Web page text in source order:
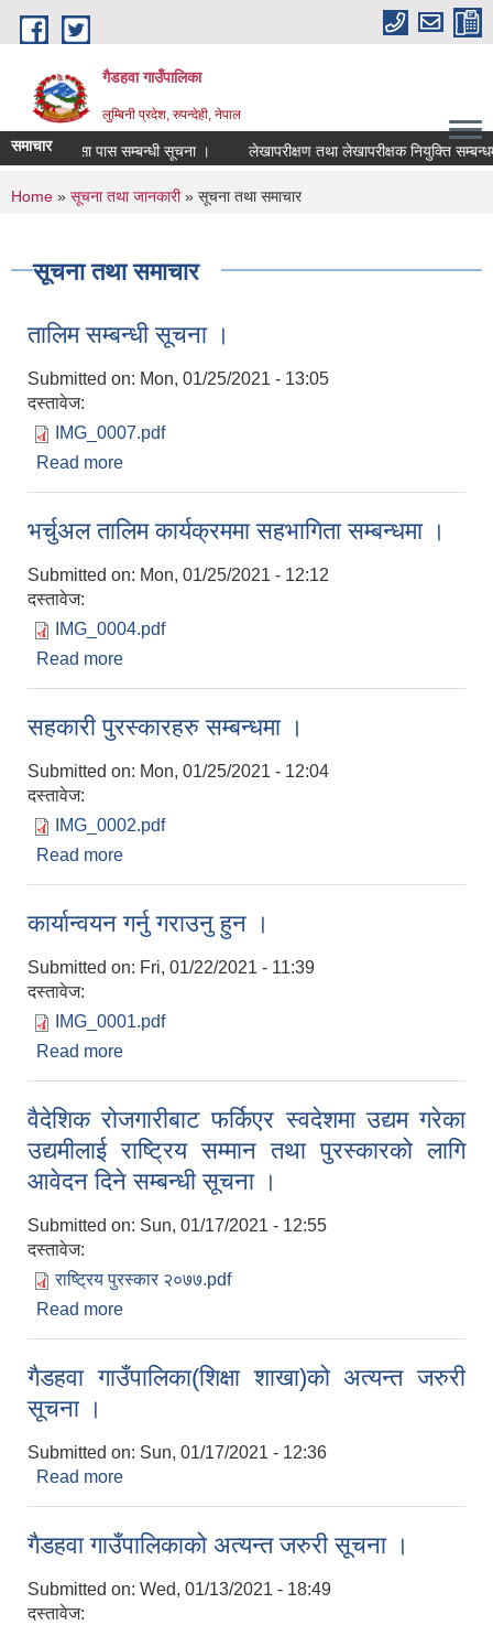
Skip to main content
गैडहवा गाउँपालिका
लुम्बिनी प्रदेश, रुपन्देही, नेपाल
समाचारनक्सा पास सम्बन्धी सूचना । लेखापरीक्षण तथा लेखापरीक्षक नियुक्ति सम्बन्धमा ।
You are here
Home » सूचना तथा जानकारी» सूचना तथा समाचार
सूचना तथा समाचार
तालिम सम्बन्धी सूचना ।
Submitted on: Mon, 01/25/2021 - 13:05
दस्तावेज:
IMG_0007.pdf
Read more
भर्चुअल तालिम कार्यक्रममा सहभागिता सम्बन्धमा ।
Submitted on: Mon, 01/25/2021 - 12:12
दस्तावेज:
IMG_0004.pdf
Read more
सहकारी पुरस्कारहरु सम्बन्धमा ।
Submitted on: Mon, 01/25/2021 - 12:04
दस्तावेज:
IMG_0002.pdf
Read more
कार्यान्वयन गर्नु गराउनु हुन ।
Submitted on: Fri, 01/22/2021 - 11:39
दस्तावेज:
IMG_0001.pdf
Read more
वैदेशिक रोजगारीबाट फर्किएर स्वदेशमा उद्यम गरेका
उद्यमीलाई राष्‍ट्रिय सम्मान तथा पुरस्कारको लागि
आवेदन दिने सम्बन्धी सूचना ।
Submitted on: Sun, 01/17/2021 - 12:55
दस्तावेज:
राष्‍ट्रिय पुरस्कार २०७७.pdf
Read more
गैडहवा गाउँपालिका(शिक्षा शाखा)को अत्यन्त जरुरी
सूचना ।
Submitted on: Sun, 01/17/2021 - 12:36
Read more
गैडहवा गाउँपालिकाको अत्यन्त जरुरी सूचना ।
Submitted on: Wed, 01/13/2021 - 18:49
दस्तावेज: